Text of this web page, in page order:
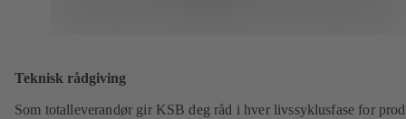
Teknisk rådgiving
Som totalleverandør gir KSB deg råd i hver livssyklusfase for